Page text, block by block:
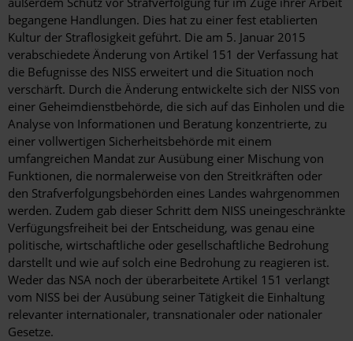
begangene Handlungen. Dies hat zu einer fest etablierten
Kultur der Straflosigkeit geführt. Die am 5. Januar 2015
verabschiedete Änderung von Artikel 151 der Verfassung hat
die Befugnisse des NISS erweitert und die Situation noch
verschärft. Durch die Änderung entwickelte sich der NISS von
einer Geheimdienstbehörde, die sich auf das Einholen und die
Analyse von Informationen und Beratung konzentrierte, zu
einer vollwertigen Sicherheitsbehörde mit einem
umfangreichen Mandat zur Ausübung einer Mischung von
Funktionen, die normalerweise von den Streitkräften oder
den Strafverfolgungsbehörden eines Landes wahrgenommen
werden. Zudem gab dieser Schritt dem NISS uneingeschränkte
Verfügungsfreiheit bei der Entscheidung, was genau eine
politische, wirtschaftliche oder gesellschaftliche Bedrohung
darstellt und wie auf solch eine Bedrohung zu reagieren ist.
Weder das NSA noch der überarbeitete Artikel 151 verlangt
vom NISS bei der Ausübung seiner Tätigkeit die Einhaltung
relevanter internationaler, transnationaler oder nationaler
Gesetze.